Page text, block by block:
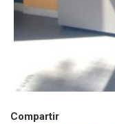
Compartir